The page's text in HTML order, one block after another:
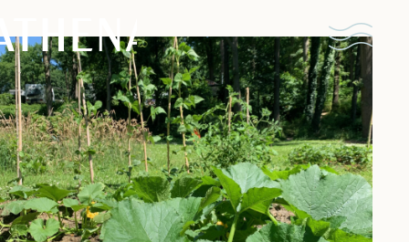
Naturisme
Community
Kalender